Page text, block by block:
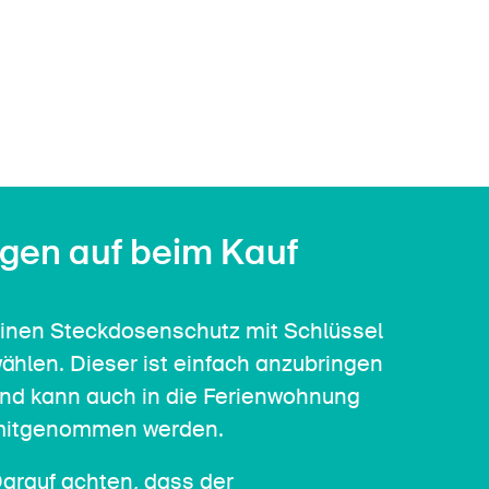
auf beim Kauf
Steckdosenschutz mit Schlüssel
Dieser ist einfach anzubringen
kann auch in die Ferienwohnung
werden.
achten, dass der